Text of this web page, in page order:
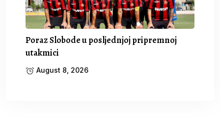
Poraz Slobode u posljednjoj pripremnoj
utakmici
August 8, 2026